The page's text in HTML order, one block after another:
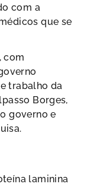
com a
que se
com
trabalho da
Borges,
governo e
laminina